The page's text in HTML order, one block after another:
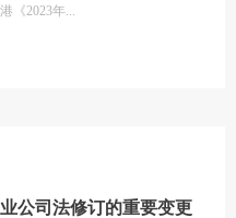
《2023年
公司法修订的重要变更